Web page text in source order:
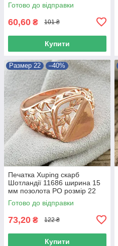
Готово до відправки
60,60 ₴ 101 ₴
Купити
Размер 22 –40%
Печатка Xuping скарб
Шотландії 11686 ширина 15
мм позолота РО розмір 22
Готово до відправки
73,20 ₴ 122 ₴
Купити